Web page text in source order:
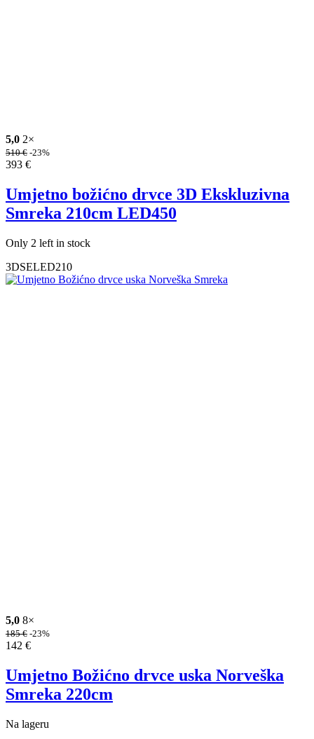
5,0 2×
510€ -23%
393 €
Umjetno božićno drvce 3D Ekskluzivna
Smreka 210cm LED450
Only 2 left in stock
3DSELED210
5,0 8×
185€ -23%
142 €
Umjetno Božićno drvce uska Norveška
Smreka 220cm
Na lageru